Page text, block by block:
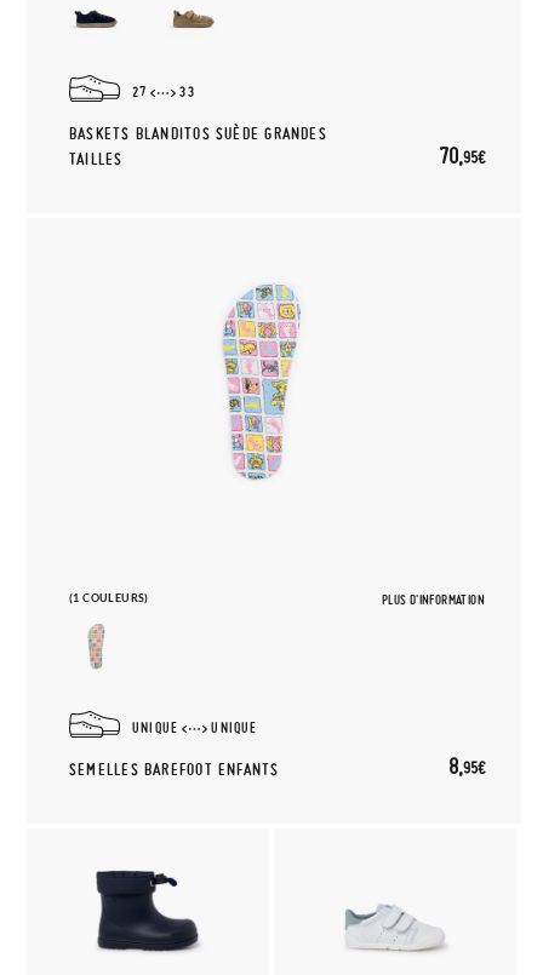
27 33
BASKETS BLANDITOS SUÈDE GRANDES
TAILLES
70,95€
(1 COULEURS) PLUS D'INFORMATION
UNIQUE UNIQUE
SEMELLES BAREFOOT ENFANTS 8,95€